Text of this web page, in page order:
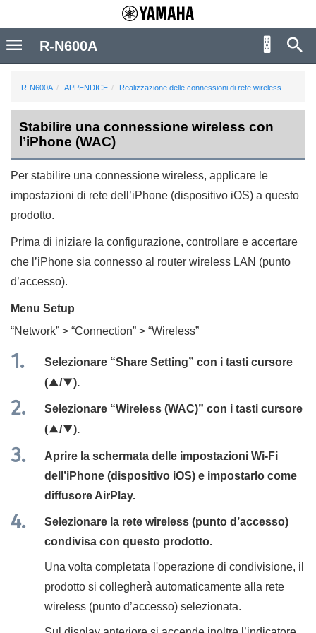
R-N600A APPENDICE Realizzazione delle connessioni di rete wireless
Stabilire una connessione wireless con
l’iPhone (WAC)
Per stabilire una connessione wireless, applicare le
impostazioni di rete dell’iPhone (dispositivo iOS) a questo
prodotto.
Prima di iniziare la configurazione, controllare e accertare
che l’iPhone sia connesso al router wireless LAN (punto
d’accesso).
Menu Setup
“Network” > “Connection” > “Wireless”
Selezionare “Share Setting” con i tasti cursore
(q/w).
Selezionare “Wireless (WAC)” con i tasti cursore
(q/w).
Aprire la schermata delle impostazioni Wi-Fi
dell’iPhone (dispositivo iOS) e impostarlo come
diffusore AirPlay.
Selezionare la rete wireless (punto d’accesso)
condivisa con questo prodotto.
Una volta completata l'operazione di condivisione, il
prodotto si collegherà automaticamente alla rete
wireless (punto d’accesso) selezionata.
R-N600A